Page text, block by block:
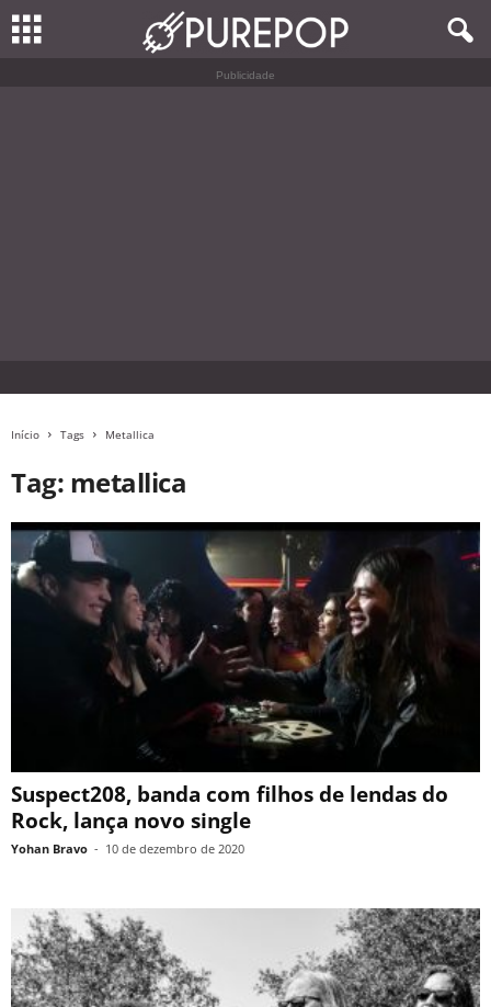
Publicidade
Início Tags Metallica
Tag: metallica
Suspect208, banda com filhos de lendas do
Rock, lança novo single
Yohan Bravo - 10 de dezembro de 2020